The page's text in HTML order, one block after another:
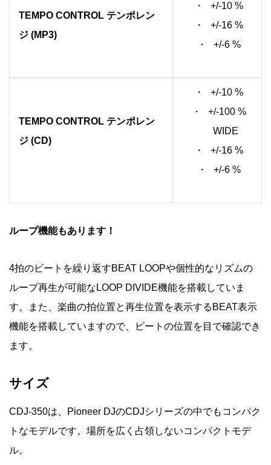
TEMPO CONTROL テンポレン
ジ (MP3)
+/-10 %
+/-16 %
+/-6 %
TEMPO CONTROL テンポレン
ジ (CD)
+/-10 %
+/-100 %
WIDE
+/-16 %
+/-6 %
ループ機能もあります！
4拍のビートを繰り返すBEAT LOOPや個性的なリズムの
ループ再生が可能なLOOP DIVIDE機能を搭載していま
す。また、楽曲の拍位置と再生位置を表示するBEAT表示
機能を搭載していますので、ビートの位置を目で確認でき
ます。
サイズ
CDJ-350は、Pioneer DJのCDJシリーズの中でもコンパク
トなモデルです。場所を広く占領しないコンパクトモデ
ル。